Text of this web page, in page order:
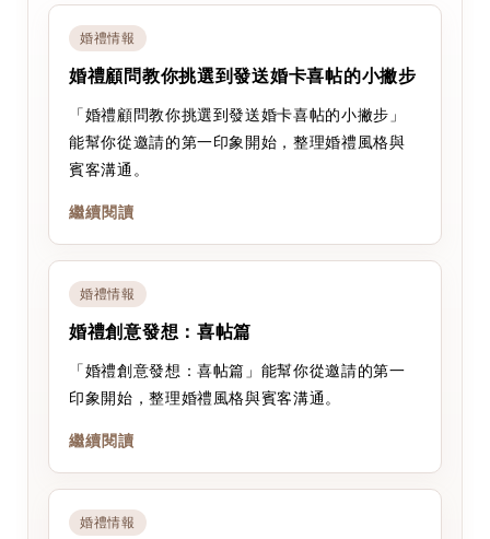
婚禮情報
婚禮顧問教你挑選到發送婚卡喜帖的小撇步
「婚禮顧問教你挑選到發送婚卡喜帖的小撇步」
能幫你從邀請的第一印象開始，整理婚禮風格與
賓客溝通。
繼續閱讀
婚禮情報
婚禮創意發想：喜帖篇
「婚禮創意發想：喜帖篇」能幫你從邀請的第一
印象開始，整理婚禮風格與賓客溝通。
繼續閱讀
婚禮情報